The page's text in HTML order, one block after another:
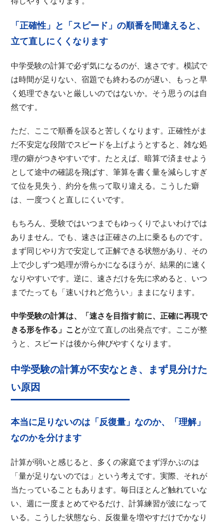
「正確性」と「スピード」の順番を間違えると、
立て直しにくくなります
中学受験の計算で必ず気になるのが、速さです。模試で
は時間が足りない、宿題でも終わるのが遅い、もっと早
く処理できないと厳しいのではないか。そう思うのは自
然です。
ただ、ここで順番を誤ると苦しくなります。正確性がま
だ不安定な段階でスピードを上げようとすると、雑な処
理の癖がつきやすいです。たとえば、暗算で済ませよう
として途中の確認を飛ばす、筆算を書く量を減らしすぎ
て位を見失う、約分を焦って取り違える。こうした癖
は、一度つくと直しにくいです。
もちろん、受験ではいつまでもゆっくりでよいわけでは
ありません。でも、速さは正確さの上に乗るものです。
まず同じやり方で安定して正解できる状態があり、その
上で少しずつ処理が滑らかになるほうが、結果的に速く
なりやすいです。逆に、速さだけを先に求めると、いつ
までたっても「速いけれど危うい」ままになります。
中学受験の計算は、「速さを目指す前に、正確に再現で
きる形を作る」ことが立て直しの出発点です。ここが整
うと、スピードは後から伸びやすくなります。
中学受験の計算が不安なとき、まず見分けた
い原因
本当に足りないのは「反復量」なのか、「理解」
なのかを分けます
計算が弱いと感じると、多くの家庭でまず浮かぶのは
「量が足りないのでは」という考えです。実際、それが
当たっていることもあります。毎日ほとんど触れていな
い、週に一度まとめてやるだけ、計算練習が波になって
いる。こうした状態なら、反復量を増やすだけでかなり